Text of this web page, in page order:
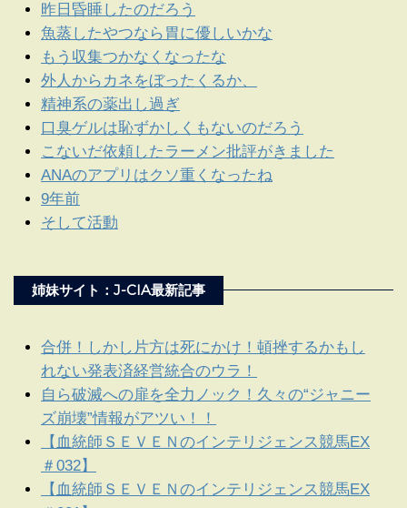
昨日昏睡したのだろう
魚蒸したやつなら胃に優しいかな
もう収集つかなくなったな
外人からカネをぼったくるか、
精神系の薬出し過ぎ
口臭ゲルは恥ずかしくもないのだろう
こないだ依頼したラーメン批評がきました
ANAのアプリはクソ重くなったね
9年前
そして活動
姉妹サイト：J-CIA最新記事
合併！しかし片方は死にかけ！頓挫するかもし
れない発表済経営統合のウラ！
自ら破滅への扉を全力ノック！久々の“ジャニー
ズ崩壊”情報がアツい！！
【血統師ＳＥＶＥＮのインテリジェンス競馬EX
＃032】
【血統師ＳＥＶＥＮのインテリジェンス競馬EX